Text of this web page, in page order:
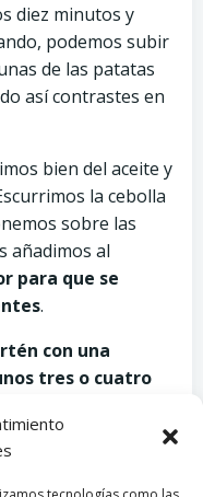
diez minutos y
podemos subir
de las patatas
así contrastes en
bien del aceite y
la cebolla
sobre las
añadimos al
para que se
.
con una
tres o cuatro
existen en el
dar la vuelta a
derrame.